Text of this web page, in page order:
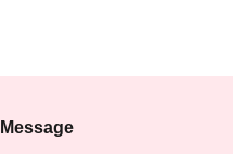
Message